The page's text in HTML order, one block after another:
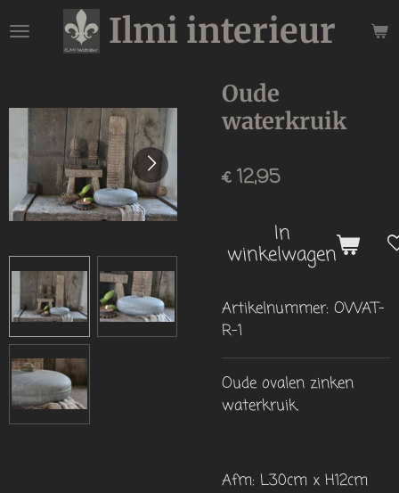
direct
hoofdinhoud
Ilmi interieur
Oude
waterkruik
€ 12,95
In
winkelwagen
Artikelnummer: OWAT-
R-1
Oude ovalen zinken
waterkruik.
Afm: L30cm x H12cm